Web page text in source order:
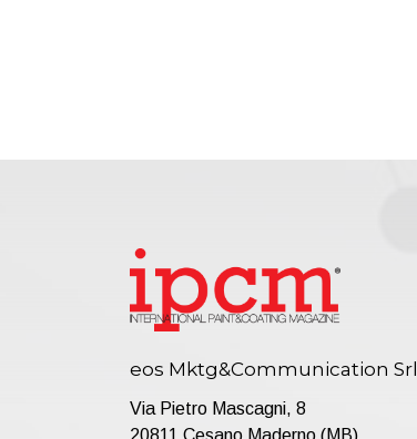
eos Mktg&Communication Srl
Via Pietro Mascagni, 8
20811 Cesano Maderno (MB)